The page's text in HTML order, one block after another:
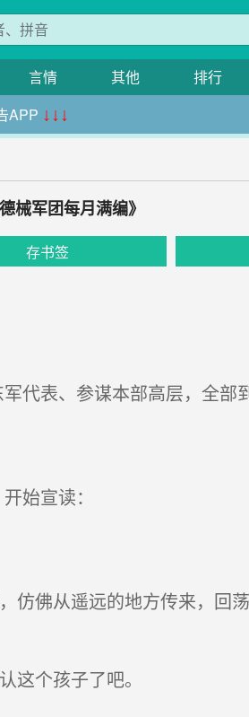
言情 其他 排行
APP ↓↓↓
械军团每月满编》
存书签
代表、参谋本部高层，全部到
始宣读：
仿佛从遥远的地方传来，回
个孩子了吧。